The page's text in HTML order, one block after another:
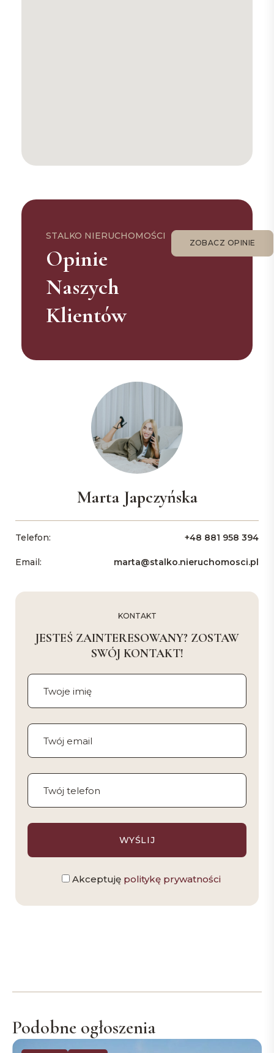
STALKO NIERUCHOMOŚCI
Opinie
Naszych
Klientów
ZOBACZ OPINIE
Marta Japczyńska
Telefon: +48 881 958 394
Email: marta@stalko.nieruchomosci.pl
KONTAKT
JESTEŚ ZAINTERESOWANY? ZOSTAW
SWÓJ KONTAKT!
Akceptuję politykę prywatności
Podobne ogłoszenia